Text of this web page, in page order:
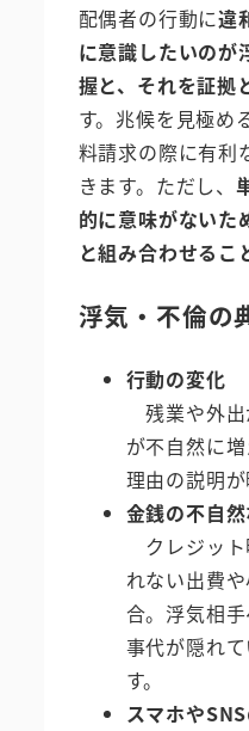
配偶者の行動に違
に意識したいのが
握と、それを証拠
す。兆候を見極め
料請求の際に有利
きます。ただし、
的に意味がないた
と組み合わせるこ
浮気・不倫の
行動の変化
残業や外出
が不自然に
理由の説明が
金銭の不自
クレジット
れない出費
合。浮気相
事代が隠れ
す。
スマホや